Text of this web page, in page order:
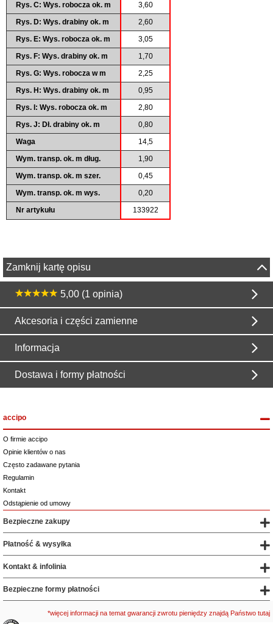
Rys. C: Wys. robocza ok. m
3,60
Rys. D: Wys. drabiny ok. m
2,60
Rys. E: Wys. robocza ok. m
3,05
Rys. F: Wys. drabiny ok. m
1,70
Rys. G: Wys. robocza w m
2,25
Rys. H: Wys. drabiny ok. m
0,95
Rys. I: Wys. robocza ok. m
2,80
Rys. J: Dł. drabiny ok. m
0,80
Waga
14,5
Wym. transp. ok. m dług.
1,90
Wym. transp. ok. m szer.
0,45
Wym. transp. ok. m wys.
0,20
Nr artykułu
133922
Zamknij kartę opisu
5,00 (1 opinia)
Akcesoria i części zamienne
Informacja
Dostawa i formy płatności
accipo
O firmie accipo
Opinie klientów o nas
Często zadawane pytania
Regulamin
Kontakt
Odstąpienie od umowy
Bezpieczne zakupy
Płatność & wysyłka
Kontakt & infolinia
Bezpieczne formy płatności
*więcej informacji na temat gwarancji zwrotu pieniędzy znajdą Państwo tutaj